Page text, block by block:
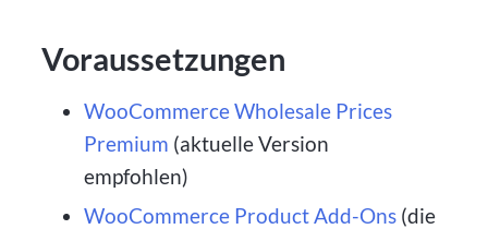
Voraussetzungen
WooCommerce Wholesale Prices
Premium (aktuelle Version
empfohlen)
WooCommerce Product Add-Ons(die